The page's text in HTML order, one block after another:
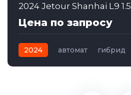
2024 Jetour Shanhai L9 1.5
Цена по запросу
2024 автомат гибрид